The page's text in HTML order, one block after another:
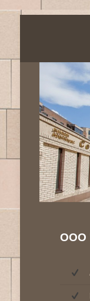
ООО